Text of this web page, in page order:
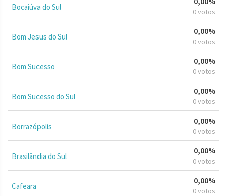
Bocaiúva do Sul 0 votos
Bom Jesus do Sul
0,00%
0 votos
Bom Sucesso
0,00%
0 votos
Bom Sucesso do Sul
0,00%
0 votos
Borrazópolis
0,00%
0 votos
Brasilândia do Sul
0,00%
0 votos
Cafeara
0,00%
0 votos